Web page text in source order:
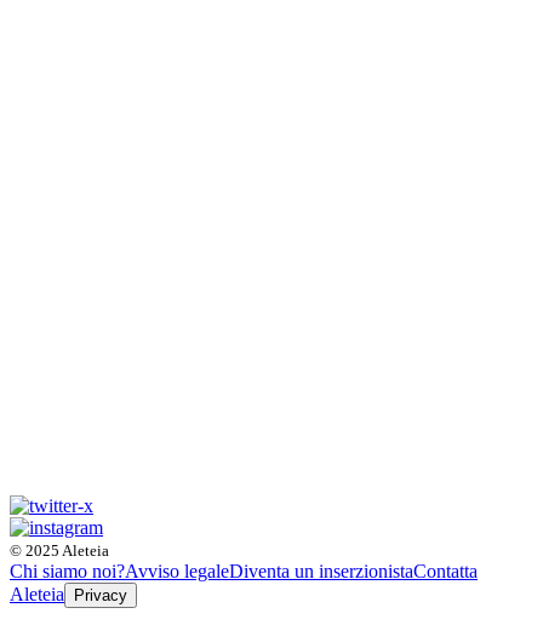
© 2025 Aleteia
Chi siamo noi?Avviso legaleDiventa un inserzionistaContatta
Aleteia
Privacy